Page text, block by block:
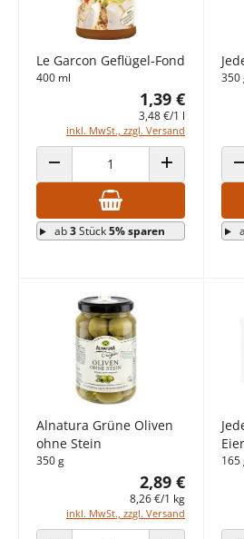
Le Garcon Geflügel-Fond
400 ml
1,39 €
3,48 €/1 l
inkl. MwSt., zzgl. Versand
ANZAHL VERRINGERN ANZAHL
ab3Stück5% sparen
350
Alnatura Grüne Oliven
ohne Stein
350 g
2,89 €
8,26 €/1 kg
inkl. MwSt., zzgl. Versand
165